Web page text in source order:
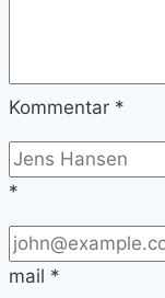
Kommentar *
*
mail *